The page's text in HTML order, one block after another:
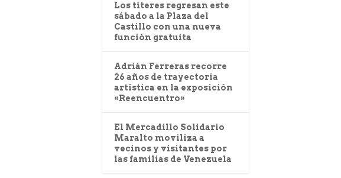
Los títeres regresan este
sábado a la Plaza del
Castillo con una nueva
función gratuita
Adrián Ferreras recorre
26 años de trayectoria
artística en la exposición
«Reencuentro»
El Mercadillo Solidario
Maralto moviliza a
vecinos y visitantes por
las familias de Venezuela